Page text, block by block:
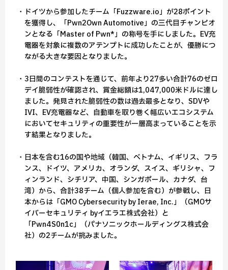
・ドイツから参加したチーム「Fuzzware.io」が28ポイント
を獲得し、「Pwn2Own Automotive」の三代目チャンピオ
ンとなる「Master of Pwn*」の称号を手にしました。EV充
電器を対象に複数のアテンプトに成功したことが、優勝につ
ながる大きな要因となりました。
・3日間のコンテストを通じて、前年より27多い合計76のゼロ
デイ脆弱性が確認され、賞金総額は1,047,000米ドルに達し
ました。発見された脆弱性の数は過去最多となり、SDVや
IVI、EV充電器など、自動車を取り巻く幅広いエコシステム
においてセキュリティの重要性が一層高まっていることを示
す結果となりました。
・日本を含む16の国や地域（韓国、ベトナム、イギリス、フラ
ンス、ドイツ、アメリカ、オランダ、スイス、ギリシャ、フ
ィンランド、シチリア、中国、シンガポール、カナダ、台
湾）から、合計38チーム（個人参加を含む）が参戦し、日
本からは「GMO Cybersecurity by Ierae, Inc.」（GMOサ
イバーセキュリティ byイエラエ株式会社）と
「Pwn4S0n1c」（パナソニックホールディングス株式会
社）の2チームが挑みました。